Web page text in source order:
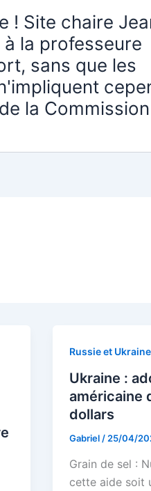
! Site chaire
la professeure
sans que les
la Commission
Russie et Ukraine
Ukraine :
américaine
dollars
Gabriel / 25/04/
Grain de sel :
cette aide soit